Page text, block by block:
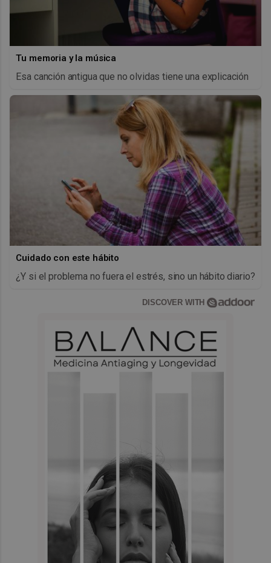
Tu memoria y la música
Esa canción antigua que no olvidas tiene una explicación
Cuidado con este hábito
¿Y si el problema no fuera el estrés, sino un hábito diario?
DISCOVER WITH